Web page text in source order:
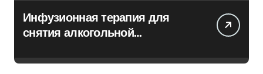
Инфузионная терапия для
снятия алкогольной